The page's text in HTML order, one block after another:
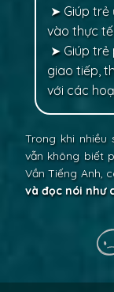
➤ Giúp trẻ
vào thực tế
➤ Giúp trẻ
giao tiếp,
với các
Trong khi nhiều
vẫn không biết
Vần Tiếng Anh,
và đọc nói như